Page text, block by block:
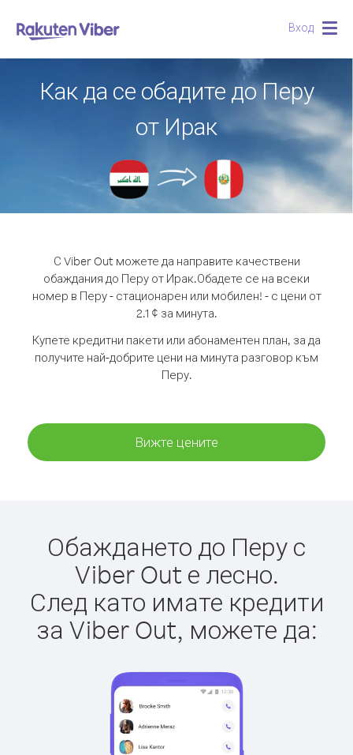
Вход
Как да се обадите до Перу
от Ирак
С Viber Out можете да направите качествени
обаждания до Перу от Ирак.Обадете се на всеки
номер в Перу - стационарен или мобилен! - с цени от
2.1 ¢ за минута.
Купете кредитни пакети или абонаментен план, за да
получите най-добрите цени на минута разговор към
Перу.
Вижте цените
Обаждането до Перу с
Viber Out е лесно.
След като имате кредити
за Viber Out, можете да: